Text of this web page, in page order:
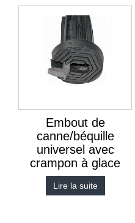
Embout de
canne/béquille
universel avec
crampon à glace
Lire la suite